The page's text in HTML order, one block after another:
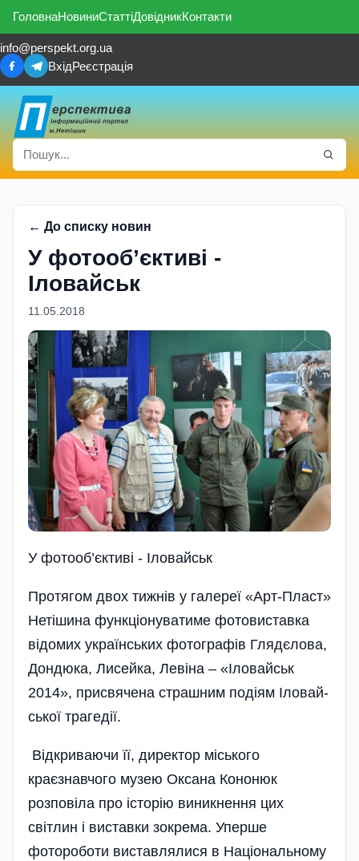
ГоловнаНовиниСтаттіДовідникКонтакти
info@perspekt.org.ua
ВхідРеєстрація
← До списку новин
У фотооб’єктиві -
Іловайськ
11.05.2018
У фотооб’єктиві - Іловайськ
Протягом двох тижнів у галереї «Арт-Пласт»
Нетішина функціонуватиме фотовиставка
відомих укра­їнських фотогра­фів Глядєлова,
Дондюка, Лисейка, Левіна – «Іловайськ
2014», присвячена страшним подіям Іловай­
ської трагедії.
Відкриваючи її, директор міського
краєзнавчого музею Оксана Кононюк
розповіла про історію виникнення цих
світлин і виставки зокрема. Уперше
фотороботи виставлялися в Національному